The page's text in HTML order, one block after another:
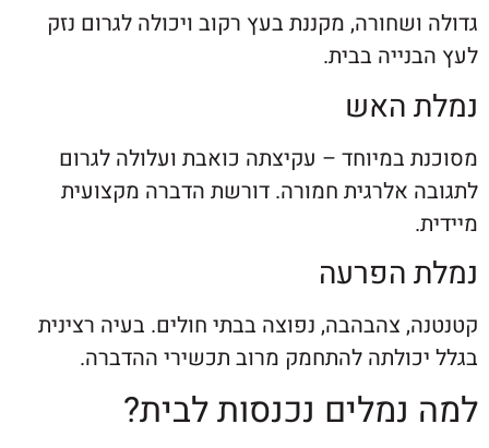
מקננת בעץ רקוב ויכולה לגרום נזק
בבית.
האש
במיוחד – עקיצתה כואבת ועלולה לגרום
אלרגית חמורה. דורשת הדברה מקצועית
הפרעה
צהבהבה, נפוצה בבתי חולים. בעיה רצינית
להתחמק מרוב תכשירי ההדברה.
נכנסות לבית?